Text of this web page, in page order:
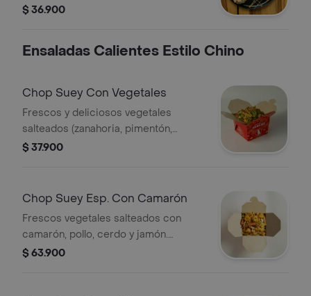
con ricos camarones, salsa japonesa
$ 36.900
Ensaladas Calientes Estilo Chino
Chop Suey Con Vegetales
Frescos y deliciosos vegetales
salteados (zanahoria, pimentón,
cebolla, repollo, celery, brócoli,
$ 37.900
Chop Suey Esp. Con Camarón
Frescos vegetales salteados con
camarón, pollo, cerdo y jamón.
(sugerido para 2)
$ 63.900